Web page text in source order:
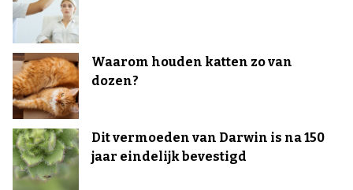
Waarom houden katten zo van
dozen?
Dit vermoeden van Darwin is na 150
jaar eindelijk bevestigd